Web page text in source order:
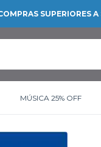
MÚSICA 25% OFF